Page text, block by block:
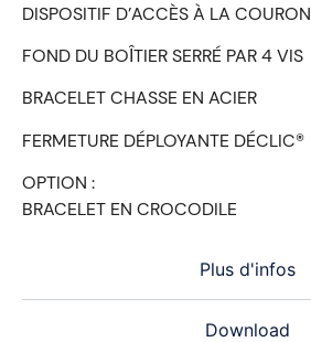
Plus d'infos
Download
DISPOSITIF D’ACCÈS À LA
FOND DU BOȊTIER SERRÉ PAR 4 VIS
BRACELET CHASSE EN ACIER
FERMETURE DÉPLOYANTE DÉCLIC®
OPTION :
BRACELET EN CROCODILE